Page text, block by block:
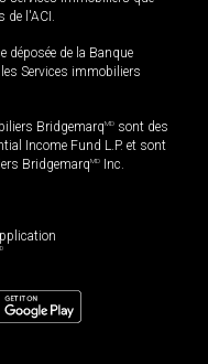
l'ACI.
déposée de la Banque
Services immobiliers
BridgemarqMD sont des
Income Fund L.P. et sont
BridgemarqMD Inc.